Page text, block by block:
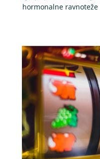
hormonalne